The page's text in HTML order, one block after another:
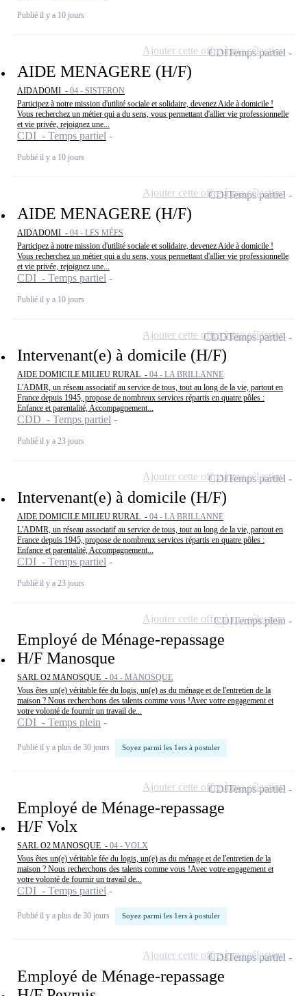
Publié il y a 10 jours
AIDE MENAGERE (H/F)
AIDADOMI - 04 - SISTERON
Participez à notre mission d'utilité sociale et solidaire, devenez Aide à domicile !
Vous recherchez un métier qui a du sens, vous permettant d'allier vie professionnelle
et vie privée, rejoignez une...
CDI - Temps partiel
Publié il y a 10 jours
CDITemps partiel
Ajouter cette offre à ma sélection
AIDE MENAGERE (H/F)
AIDADOMI - 04 - LES MÉES
Participez à notre mission d'utilité sociale et solidaire, devenez Aide à domicile !
Vous recherchez un métier qui a du sens, vous permettant d'allier vie professionnelle
et vie privée, rejoignez une...
CDI - Temps partiel
Publié il y a 10 jours
CDITemps partiel
Ajouter cette offre à ma sélection
Intervenant(e) à domicile (H/F)
AIDE DOMICILE MILIEU RURAL - 04 - LA BRILLANNE
L'ADMR, un réseau associatif au service de tous, tout au long de la vie, partout en
France depuis 1945, propose de nombreux services répartis en quatre pôles :
Enfance et parentalité, Accompagnement...
CDD - Temps partiel
Publié il y a 23 jours
CDDTemps partiel
Ajouter cette offre à ma sélection
Intervenant(e) à domicile (H/F)
AIDE DOMICILE MILIEU RURAL - 04 - LA BRILLANNE
L'ADMR, un réseau associatif au service de tous, tout au long de la vie, partout en
France depuis 1945, propose de nombreux services répartis en quatre pôles :
Enfance et parentalité, Accompagnement...
CDI - Temps partiel
Publié il y a 23 jours
CDITemps partiel
Ajouter cette offre à ma sélection
Employé de Ménage-repassage
H/F Manosque
SARL O2 MANOSQUE - 04 - MANOSQUE
Vous êtes un(e) véritable fée du logis, un(e) as du ménage et de l'entretien de la
maison ? Nous recherchons des talents comme vous !Avec votre engagement et
votre volonté de fournir un travail de...
CDI - Temps plein
Publié il y a plus de 30 jours Soyez parmi les 1ers à postuler
CDITemps plein
Ajouter cette offre à ma sélection
Employé de Ménage-repassage
H/F Volx
SARL O2 MANOSQUE - 04 - VOLX
Vous êtes un(e) véritable fée du logis, un(e) as du ménage et de l'entretien de la
maison ? Nous recherchons des talents comme vous !Avec votre engagement et
votre volonté de fournir un travail de...
CDI - Temps partiel
Publié il y a plus de 30 jours Soyez parmi les 1ers à postuler
CDITemps partiel
Ajouter cette offre à ma sélection
Employé de Ménage-repassage
CDITemps partiel
Ajouter cette offre à ma sélection